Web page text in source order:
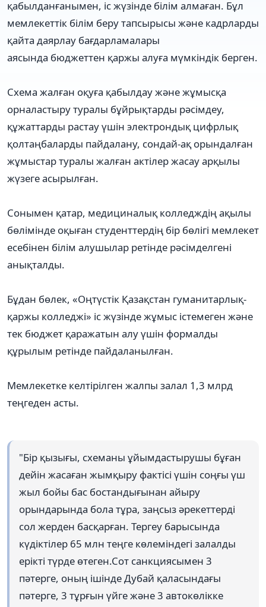
қабылданғанымен, іс жүзінде білім алмаған. Бұл
мемлекеттік білім беру тапсырысы және кадрларды
қайта даярлау бағдарламалары
аясында бюджеттен қаржы алуға мүмкіндік берген.
Схема жалған оқуға қабылдау және жұмысқа
орналастыру туралы бұйрықтарды рәсімдеу,
құжаттарды растау үшін электрондық цифрлық
қолтаңбаларды пайдалану, сондай-ақ орындалған
жұмыстар туралы жалған актілер жасау арқылы
жүзеге асырылған.
Сонымен қатар, медициналық колледждің ақылы
бөлімінде оқыған студенттердің бір бөлігі мемлекет
есебінен білім алушылар ретінде рәсімделгені
анықталды.
Бұдан бөлек, «Оңтүстік Қазақстан гуманитарлық-
қаржы колледжі» іс жүзінде жұмыс істемеген және
тек бюджет қаражатын алу үшін формалды
құрылым ретінде пайдаланылған.
Мемлекетке келтірілген жалпы залал 1,3 млрд
теңгеден асты.
"Бір қызығы, схеманы ұйымдастырушы бұған
дейін жасаған жымқыру фактісі үшін соңғы үш
жыл бойы бас бостандығынан айыру
орындарында бола тұра, заңсыз әрекеттерді
сол жерден басқарған. Тергеу барысында
күдіктілер 65 млн теңге көлеміндегі залалды
ерікті түрде өтеген.Сот санкциясымен 3
пәтерге, оның ішінде Дубай қаласындағы
пәтерге, 3 тұрғын үйге және 3 автокөлікке